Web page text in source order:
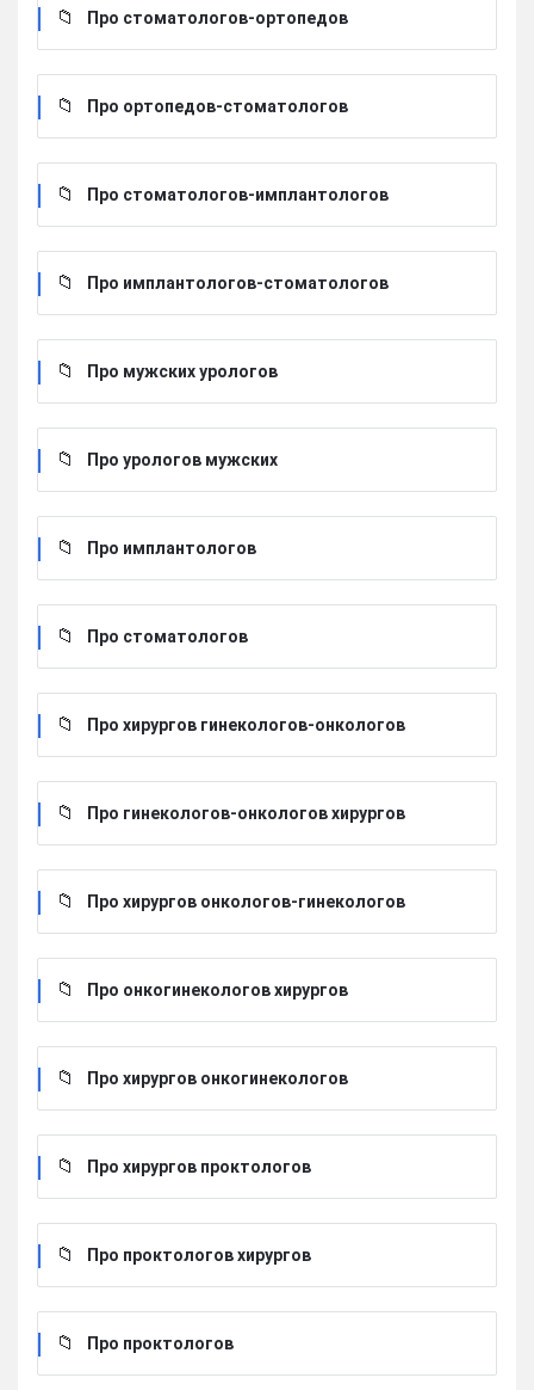
Про стоматологов-ортопедов
Про ортопедов-стоматологов
Про стоматологов-имплантологов
Про имплантологов-стоматологов
Про мужских урологов
Про урологов мужских
Про имплантологов
Про стоматологов
Про хирургов гинекологов-онкологов
Про гинекологов-онкологов хирургов
Про хирургов онкологов-гинекологов
Про онкогинекологов хирургов
Про хирургов онкогинекологов
Про хирургов проктологов
Про проктологов хирургов
Про проктологов